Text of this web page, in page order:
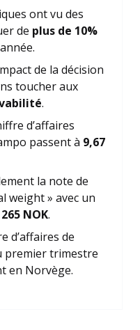
ont vu des
de plus de 10%
de la décision
toucher aux
.
d’affaires
passent à 9,67
la note de
weight » avec un
265 NOK.
d’affaires de
premier trimestre
en Norvège.